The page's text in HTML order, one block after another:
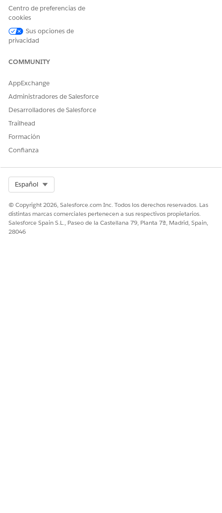
¿Ejecuta esta acción una o
más plantillas de solicitud?
¡Háganos saber cómo podemos mejorar!
Centro de preferencias de
cookies
Sus opciones de
privacidad
COMMUNITY
AppExchange
Administradores de Salesforce
Desarrolladores de Salesforce
Trailhead
Formación
Confianza
Español
© Copyright 2026, Salesforce.com Inc. Todos los derechos reservados. Las
distintas marcas comerciales pertenecen a sus respectivos propietarios.
Salesforce Spain S.L., Paseo de la Castellana 79, Planta 7ª, Madrid, Spain,
28046